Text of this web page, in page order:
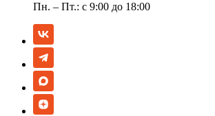
Пн. – Пт.: с 9:00 до 18:00